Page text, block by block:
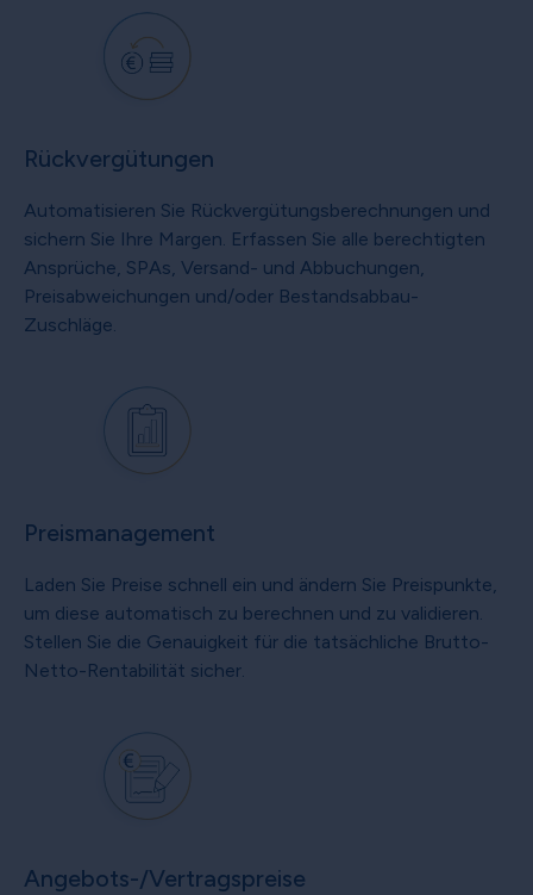
Rückvergütungen
Automatisieren Sie Rückvergütungsberechnungen und
sichern Sie Ihre Margen. Erfassen Sie alle berechtigten
Ansprüche, SPAs, Versand- und Abbuchungen,
Preisabweichungen und/oder Bestandsabbau-
Zuschläge.
Preismanagement
Laden Sie Preise schnell ein und ändern Sie Preispunkte,
um diese automatisch zu berechnen und zu validieren.
Stellen Sie die Genauigkeit für die tatsächliche Brutto-
Netto-Rentabilität sicher.
Angebots-/Vertragspreise